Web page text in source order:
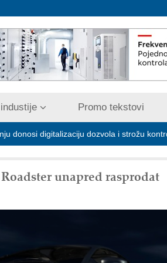
Promo tekstovi
dozvola i strožu kontrolu emisija
unapred rasprodat